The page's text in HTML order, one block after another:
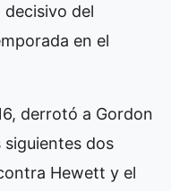
del
en el
derrotó a Gordon
siguientes dos
Hewett y el